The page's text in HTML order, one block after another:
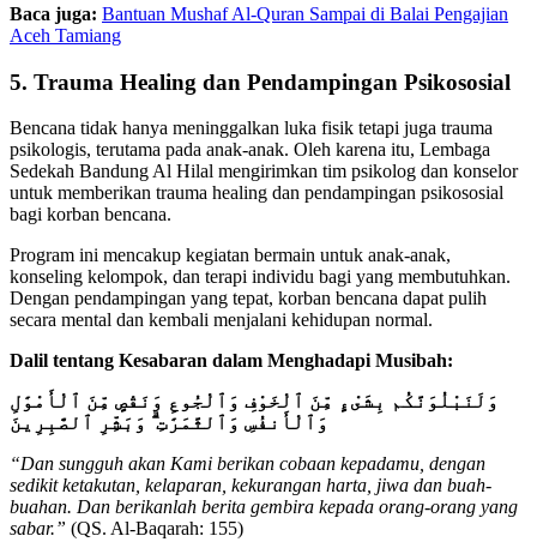
Baca juga: Bantuan Mushaf Al-Quran Sampai di Balai Pengajian
Aceh Tamiang
5. Trauma Healing dan Pendampingan Psikososial
Bencana tidak hanya meninggalkan luka fisik tetapi juga trauma
psikologis, terutama pada anak-anak. Oleh karena itu, Lembaga
Sedekah Bandung Al Hilal mengirimkan tim psikolog dan konselor
untuk memberikan trauma healing dan pendampingan psikososial
bagi korban bencana.
Program ini mencakup kegiatan bermain untuk anak-anak,
konseling kelompok, dan terapi individu bagi yang membutuhkan.
Dengan pendampingan yang tepat, korban bencana dapat pulih
secara mental dan kembali menjalani kehidupan normal.
Dalil tentang Kesabaran dalam Menghadapi Musibah:
وَلَنَبْلُوَنَّكُم بِشَىْءٍ مِّنَ ٱلْخَوْفِ وَٱلْجُوعِ وَنَقْصٍ مِّنَ ٱلْأَمْوَٰلِ
وَٱلْأَنفُسِ وَٱلثَّمَرَٰتِ ۗ وَبَشِّرِ ٱلصَّٰبِرِينَ
“Dan sungguh akan Kami berikan cobaan kepadamu, dengan
sedikit ketakutan, kelaparan, kekurangan harta, jiwa dan buah-
buahan. Dan berikanlah berita gembira kepada orang-orang yang
sabar.” (QS. Al-Baqarah: 155)